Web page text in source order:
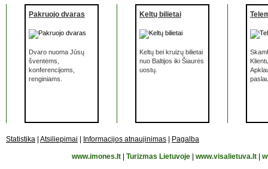
Pakruojo dvaras
Dvaro nuoma Jūsų
šventėms,
konferencijoms,
renginiams.
Keltų bilietai
Keltų bei kruizų bilietai
nuo Baltijos iki Šiaurės
uostų.
Statistika Atsiliepimai Informacijos atnaujinimas Pagalba
www.imones.lt| Turizmas Lietuvoje| www.visalietuva.lt|